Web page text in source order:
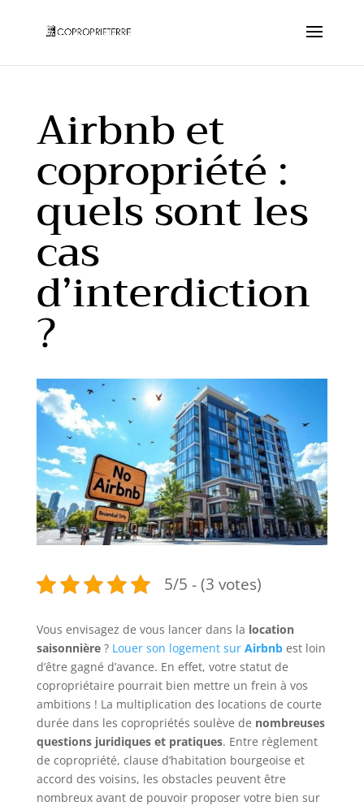
Airbnb et
copropriété :
quels sont les
cas
d’interdiction
?
5/5 - (3 votes)
Vous envisagez de vous lancer dans la location
saisonnière? Louer son logement sur Airbnbest loin
d’être gagné d’avance. En effet, votre statut de
copropriétaire pourrait bien mettre un frein à vos
ambitions ! La multiplication des locations de courte
durée dans les copropriétés soulève de nombreuses
questions juridiques et pratiques. Entre règlement
de copropriété, clause d’habitation bourgeoise et
accord des voisins, les obstacles peuvent être
nombreux avant de pouvoir proposer votre bien sur